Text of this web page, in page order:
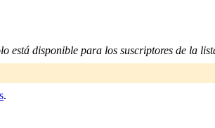
está disponible para los suscriptores de la
.